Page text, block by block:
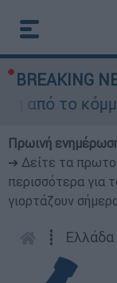
BREAKING
το κόμμα
Πρωινή
➔ Δείτε τα
περισσότερα για
γιορτάζουν
┋ Ελλάδα